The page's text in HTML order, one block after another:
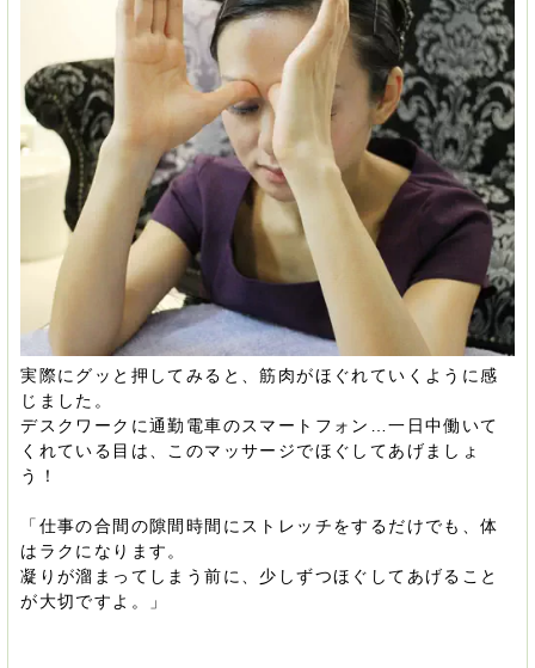
実際にグッと押してみると、筋肉がほぐれていくように感
じました。
デスクワークに通勤電車のスマートフォン…一日中働いて
くれている目は、このマッサージでほぐしてあげましょ
う！
「仕事の合間の隙間時間にストレッチをするだけでも、体
はラクになります。
凝りが溜まってしまう前に、少しずつほぐしてあげること
が大切ですよ。」